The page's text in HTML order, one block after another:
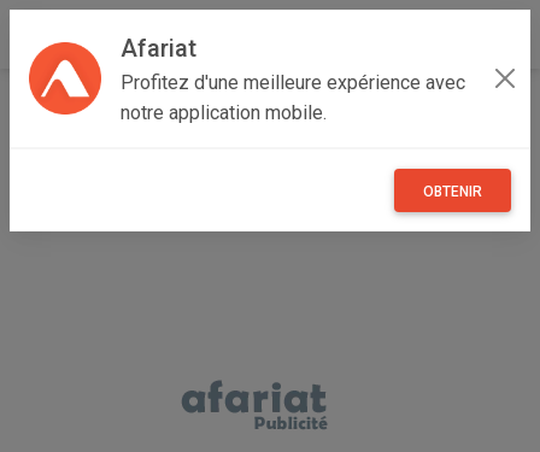
Afariat
Profitez d'une meilleure expérience avec
notre application mobile.
OBTENIR
Accueil Annonceur jedda